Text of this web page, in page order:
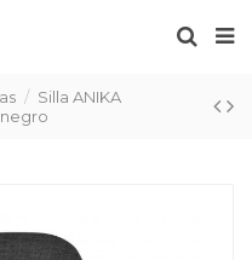
Silla ANIKA